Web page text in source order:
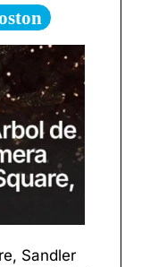
Sandler